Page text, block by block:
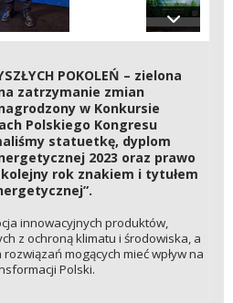
POKOLEŃ – zielona
zatrzymanie zmian
w Konkursie
Polskiego Kongresu
statuetkę, dyplom
2023 oraz prawo
rok znakiem i tytułem
innowacyjnych produktów,
z ochroną klimatu i środowiska, a
mogących mieć wpływ na
Polski.